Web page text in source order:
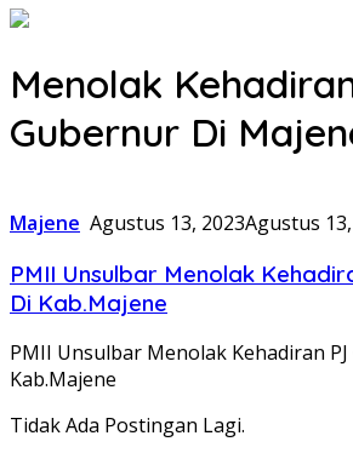
Menolak
Gubernur Di
Majene Agustus 13, 2023Agustus
PMII Unsulbar Menolak
Di Kab.Majene
PMII Unsulbar Menolak Kehadiran
Kab.Majene
Tidak Ada Postingan Lagi.